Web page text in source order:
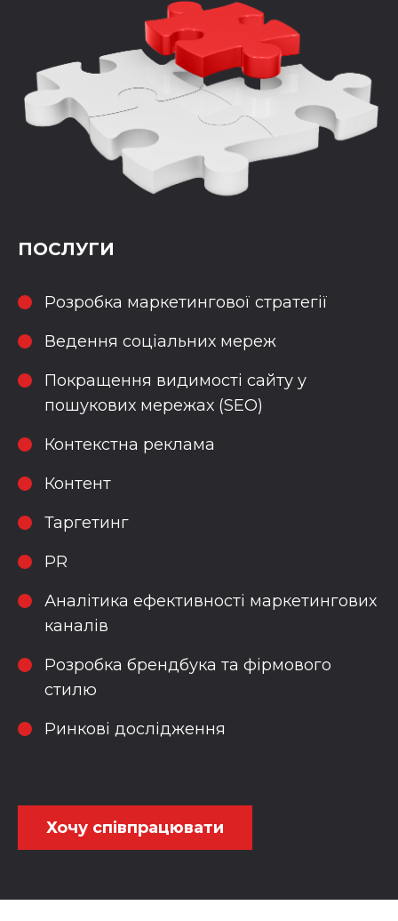
ПОСЛУГИ
Розробка маркетингової стратегії
Ведення соціальних мереж
Покращення видимості сайту у
пошукових мережах (SEO)
Контекстна реклама
Контент
Таргетинг
PR
Аналітика ефективності маркетингових
каналів
Розробка брендбука та фірмового
стилю
Ринкові дослідження
Хочу співпрацювати